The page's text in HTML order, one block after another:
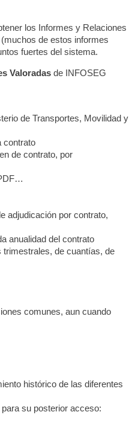
los Informes y Relaciones
de estos informes
fuertes del sistema.
Valoradas de INFOSEG
de Transportes, Movilidad y
contrato
de contrato, por
adjudicación por contrato,
anualidad del contrato
trimestrales, de cuantías, de
comunes, aun cuando
histórico de las diferentes
su posterior acceso: